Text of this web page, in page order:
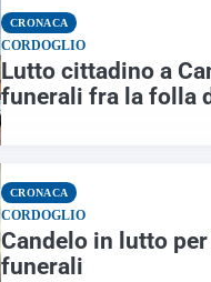
CRONACA
CORDOGLIO
Lutto cittadino a
funerali fra la folla
CRONACA
CORDOGLIO
Candelo in lutto
funerali